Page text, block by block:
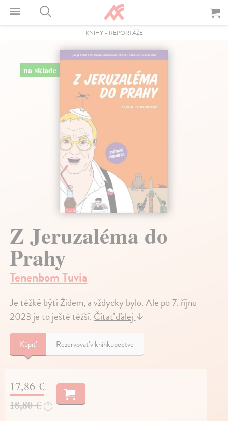
KNIHY- REPORTÁŽE
na sklade
Z Jeruzaléma do
Prahy
Tenenbom Tuvia
Je těžké býti Židem, a vždycky bylo. Ale po 7. říjnu
2023 je to ještě těžší.Čítať ďalej↓
Kúpiť Rezervovať v kníhkupectve
17,86 €
18,80 € ?